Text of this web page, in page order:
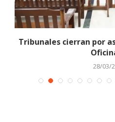
Tribunales cierran por
28/03/